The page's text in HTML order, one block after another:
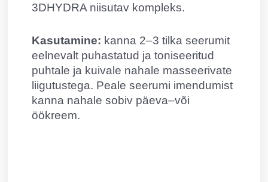
3DHYDRA niisutav kompleks.
Kasutamine: kanna 2–3 tilka seerumit
eelnevalt puhastatud ja toniseeritud
puhtale ja kuivale nahale masseerivate
liigutustega. Peale seerumi imendumist
kanna nahale sobiv päeva–või
öökreem.